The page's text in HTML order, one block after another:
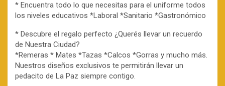
* Encuentra todo lo que necesitas para el uniforme todos
los niveles educativos *Laboral *Sanitario *Gastronómico
* Descubre el regalo perfecto ¿Querés llevar un recuerdo
de Nuestra Ciudad?
*Remeras * Mates *Tazas *Calcos *Gorras y mucho más.
Nuestros diseños exclusivos te permitirán llevar un
pedacito de La Paz siempre contigo.